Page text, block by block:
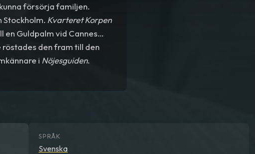
försörja familjen.
Stockholm. Kvarteret Korpen
en Guldpalm vid Cannes
den fram till den
i Nöjesguiden.
SPRÅK
Svenska